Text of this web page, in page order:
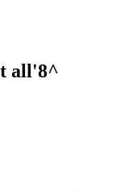
all'8^